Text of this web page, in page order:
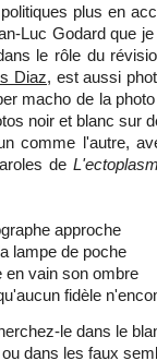
plus en
Luc Godard que
le rôle du
Diaz, est aussi
macho de la
noir et blanc sur
comme l'autre,
de
approche
lampe de poche
en vain son ombre
fidèle
le dans le
dans les faux